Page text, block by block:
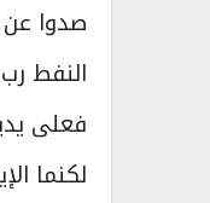
صدوا عن
النفط
فعلى
لكنما